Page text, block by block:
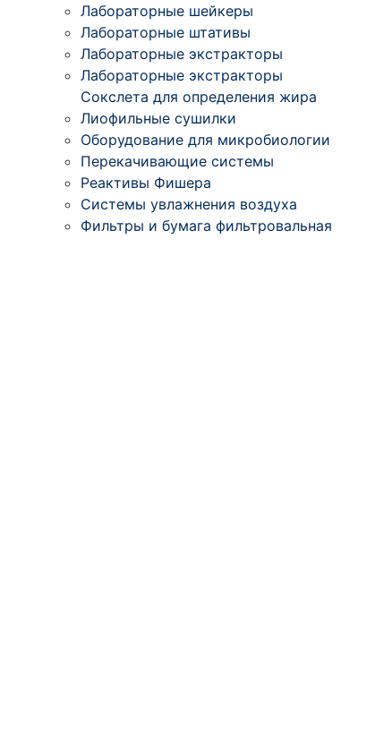
Лабораторные шейкеры
Лабораторные штативы
Лабораторные экстракторы
Лабораторные экстракторы
Сокслета для определения жира
Лиофильные сушилки
Оборудование для микробиологии
Перекачивающие системы
Реактивы Фишера
Системы увлажнения воздуха
Фильтры и бумага фильтровальная